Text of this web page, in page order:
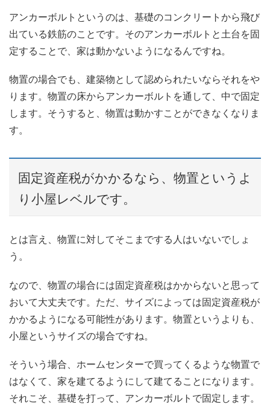
アンカーボルトというのは、基礎のコンクリートから飛び
出ている鉄筋のことです。そのアンカーボルトと土台を固
定することで、家は動かないようになるんですね。
物置の場合でも、建築物として認められたいならそれをや
ります。物置の床からアンカーボルトを通して、中で固定
します。そうすると、物置は動かすことができなくなりま
す。
固定資産税がかかるなら、物置というよ
り小屋レベルです。
とは言え、物置に対してそこまでする人はいないでしょ
う。
なので、物置の場合には固定資産税はかからないと思って
おいて大丈夫です。ただ、サイズによっては固定資産税が
かかるようになる可能性があります。物置というよりも、
小屋というサイズの場合ですね。
そういう場合、ホームセンターで買ってくるような物置で
はなくて、家を建てるようにして建てることになります。
それこそ、基礎を打って、アンカーボルトで固定します。